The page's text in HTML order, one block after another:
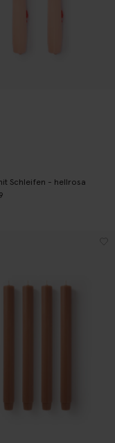
Schleifen - hellrosa